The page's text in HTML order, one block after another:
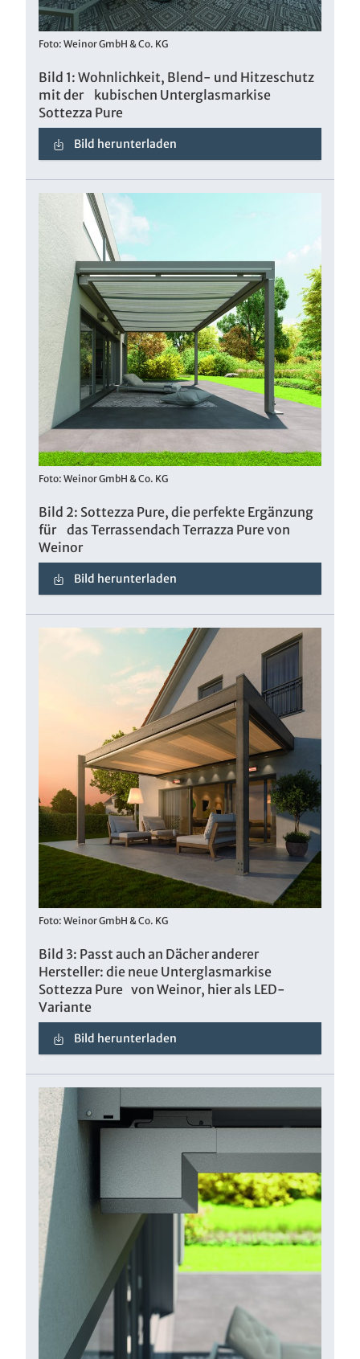
Foto: Weinor GmbH & Co. KG
Bild 1: Wohnlichkeit, Blend- und Hitzeschutz
mit der kubischen Unterglasmarkise
Sottezza Pure
Bild herunterladen
Foto: Weinor GmbH & Co. KG
Bild 2: Sottezza Pure, die perfekte Ergänzung
für das Terrassendach Terrazza Pure von
Weinor
Bild herunterladen
Foto: Weinor GmbH & Co. KG
Bild 3: Passt auch an Dächer anderer
Hersteller: die neue Unterglasmarkise
Sottezza Pure von Weinor, hier als LED-
Variante
Bild herunterladen